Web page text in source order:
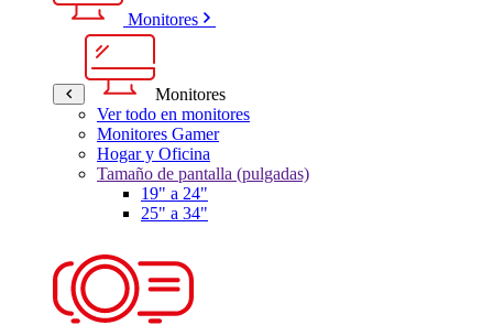
Monitores
Monitores
Ver todo en monitores
Monitores Gamer
Hogar y Oficina
Tamaño de pantalla (pulgadas)
19" a 24"
25" a 34"